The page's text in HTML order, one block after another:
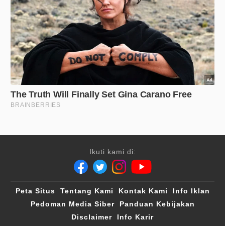
Ikuti kami di:
Peta Situs Tentang Kami Kontak Kami
Info Iklan
Pedoman Media Siber
Panduan Kebijakan
Disclaimer
Info Karir